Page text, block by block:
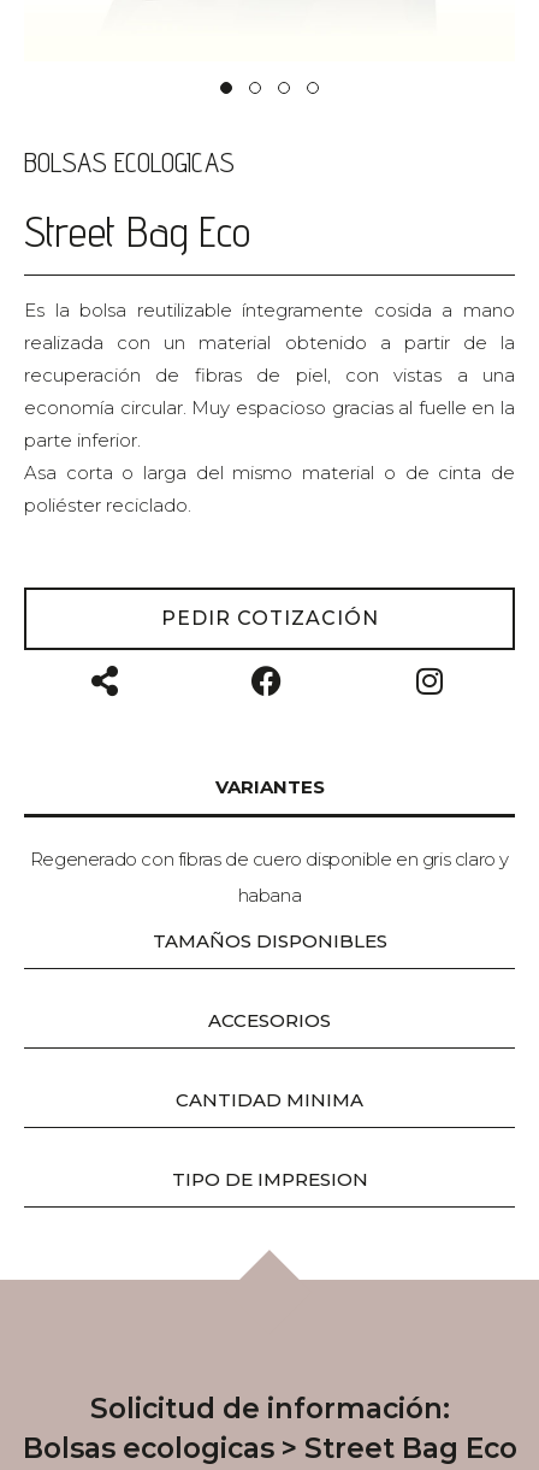
BOLSAS ECOLOGICAS
Street Bag Eco
Es la bolsa reutilizable íntegramente cosida a mano
realizada con un material obtenido a partir de la
recuperación de fibras de piel, con vistas a una
economía circular. Muy espacioso gracias al fuelle en la
parte inferior.
Asa corta o larga del mismo material o de cinta de
poliéster reciclado.
PEDIR COTIZACIÓN
VARIANTES
Regenerado con fibras de cuero disponible en gris claro y
habana
TAMAÑOS DISPONIBLES
ACCESORIOS​
CANTIDAD MINIMA
TIPO DE IMPRESION​
Solicitud de información:
Bolsas ecologicas
Street Bag Eco